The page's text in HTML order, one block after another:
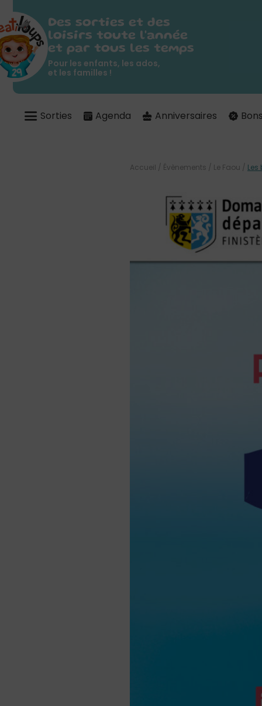
Des sorties et des
loisirs toute l'année
et par tous les temps
Pour les enfants, les ados,
et les familles !
Sorties Agenda Anniversaires
Accueil / Évènements / Le Faou /